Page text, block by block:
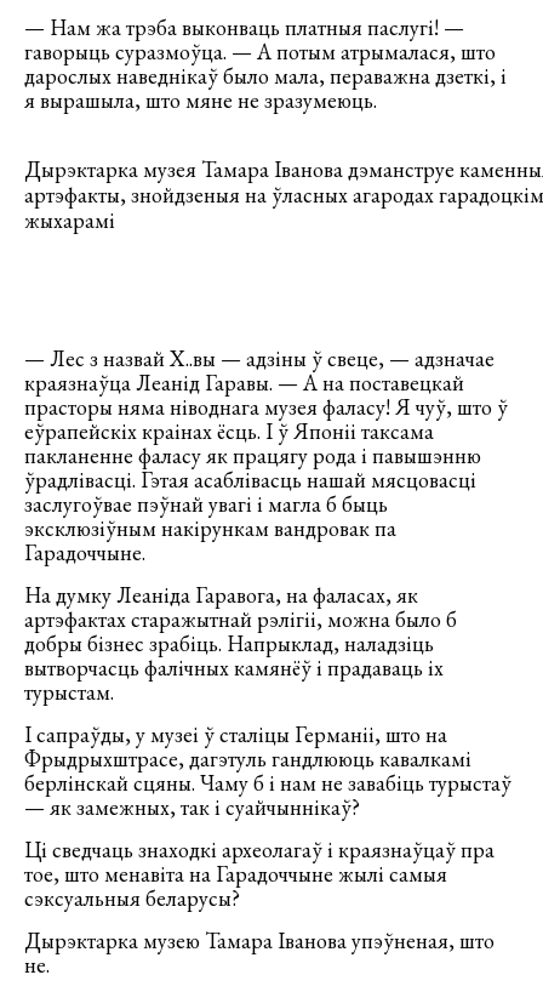
— Нам жа трэба выконваць платныя паслугі! —
гаворыць суразмоўца. — А потым атрымалася, што
дарослых наведнікаў было мала, пераважна дзеткі, і
я вырашыла, што мяне не зразумеюць.
Дырэктарка музея Тамара Іванова дэманструе
артэфакты, знойдзеныя на ўласных агародах
жыхарамі
— Лес з назвай Х..вы — адзіны ў свеце, — адзначае
краязнаўца Леанід Гаравы. — А на поставецкай
прасторы няма ніводнага музея фаласу! Я чуў, што ў
еўрапейскіх краінах ёсць. І ў Японіі таксама
пакланенне фаласу як працягу рода і павышэнню
ўрадлівасці. Гэтая асаблівасць нашай мясцовасці
заслугоўвае пэўнай увагі і магла б быць
эксклюзіўным накірункам вандровак па
Гарадоччыне.
На думку Леаніда Гаравога, на фаласах, як
артэфактах старажытнай рэлігіі, можна было б
добры бізнес зрабіць. Напрыклад, наладзіць
вытворчасць фалічных камянёў і прадаваць іх
турыстам.
І сапраўды, у музеі ў сталіцы Германіі, што на
Фрыдрыхштрасе, дагэтуль гандлююць кавалкамі
берлінскай сцяны. Чаму б і нам не завабіць турыстаў
— як замежных, так і суайчыннікаў?
Ці сведчаць знаходкі археолагаў і краязнаўцаў пра
тое, што менавіта на Гарадоччыне жылі самыя
сэксуальныя беларусы?
Дырэктарка музею Тамара Іванова упэўненая, што
не.